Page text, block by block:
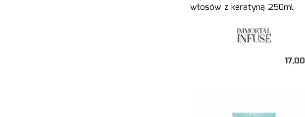
włosów z keratyną 250ml
17,00